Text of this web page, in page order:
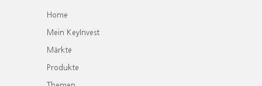
Home
Mein KeyInvest
Märkte
Produkte